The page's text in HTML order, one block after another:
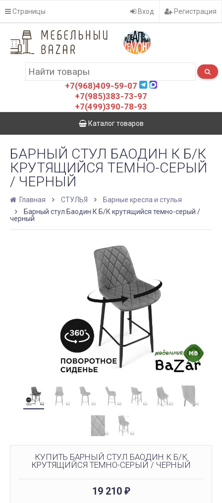
Страницы Вход Регистрация
+7(968)409-59-07
+7(985)383-73-97
+7(499)390-78-93
Каталог товаров
БАРНЫЙ СТУЛ БАОДИН К Б/К
КРУТЯЩИЙСЯ ТЕМНО-СЕРЫЙ
/ ЧЕРНЫЙ
Главная СТУЛЬЯ
Барные кресла и стулья
Барный стул Баодин К Б/К крутящийся темно-серый /
черный
КУПИТЬ БАРНЫЙ СТУЛ БАОДИН К Б/К
КРУТЯЩИЙСЯ ТЕМНО-СЕРЫЙ / ЧЕРНЫЙ
19 210 ₽